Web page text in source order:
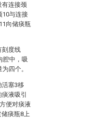
有连接颈
10与连接
向储痰瓶
刻度线
腔中，吸
四个。
活塞3移
液吸引
便对痰液
痰瓶8上